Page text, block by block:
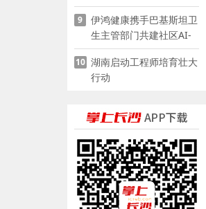
9
伊鸿健康携手巴基斯坦卫
生主管部门共建社区AI-
POCT生态
10 湖南启动工程师培育壮大
行动